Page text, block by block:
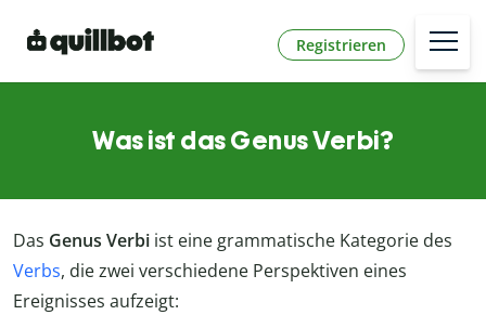
Registrieren
Was ist das Genus Verbi?
Das Genus Verbi ist eine grammatische Kategorie des
Verbs, die zwei verschiedene Perspektiven eines
Ereignisses aufzeigt: